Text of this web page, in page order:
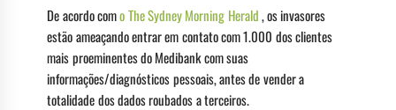
De acordo como The Sydney Morning Herald, os invasores
estão ameaçando entrar em contato com 1.000 dos clientes
mais proeminentes do Medibank com suas
informações/diagnósticos pessoais, antes de vender a
totalidade dos dados roubados a terceiros.